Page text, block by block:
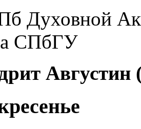
Духовной
СПбГУ
Августин